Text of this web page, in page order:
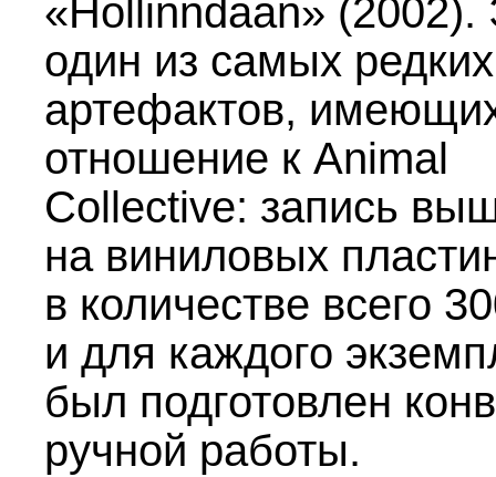
«Hollinndaan» (2002).
один из самых редких
артефактов,
отношение к Animal
Collective: запись
на виниловых
в количестве всего
и для каждого
был подготовлен
ручной работы.